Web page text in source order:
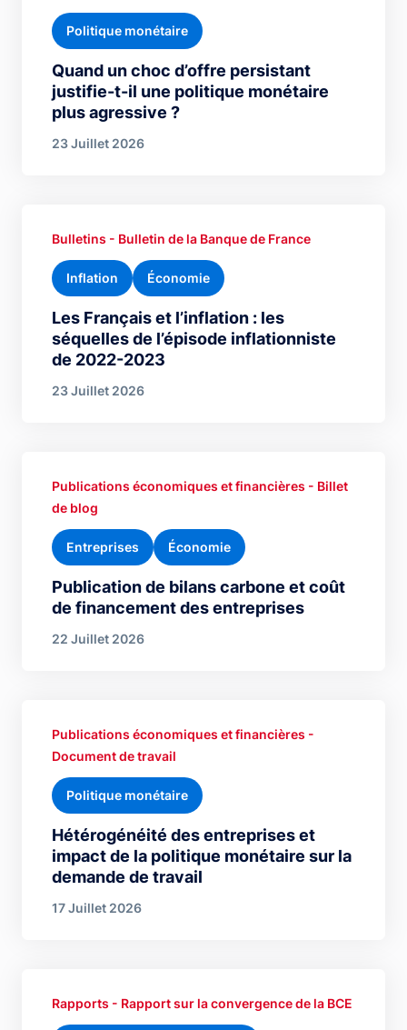
Quand un choc d’offre persistant
justifie-t-il une politique monétaire
plus agressive ?
Politique monétaire
23 Juillet 2026
Les Français et l’inflation : les
séquelles de l’épisode inflationniste
de 2022-2023
Bulletins - Bulletin de la Banque de France
Inflation Économie
23 Juillet 2026
Publication de bilans carbone et coût
de financement des entreprises
Publications économiques et financières - Billet
de blog
Entreprises Économie
22 Juillet 2026
Hétérogénéité des entreprises et
impact de la politique monétaire sur la
demande de travail
Publications économiques et financières -
Document de travail
Politique monétaire
17 Juillet 2026
Rapports - Rapport sur la convergence de la BCE